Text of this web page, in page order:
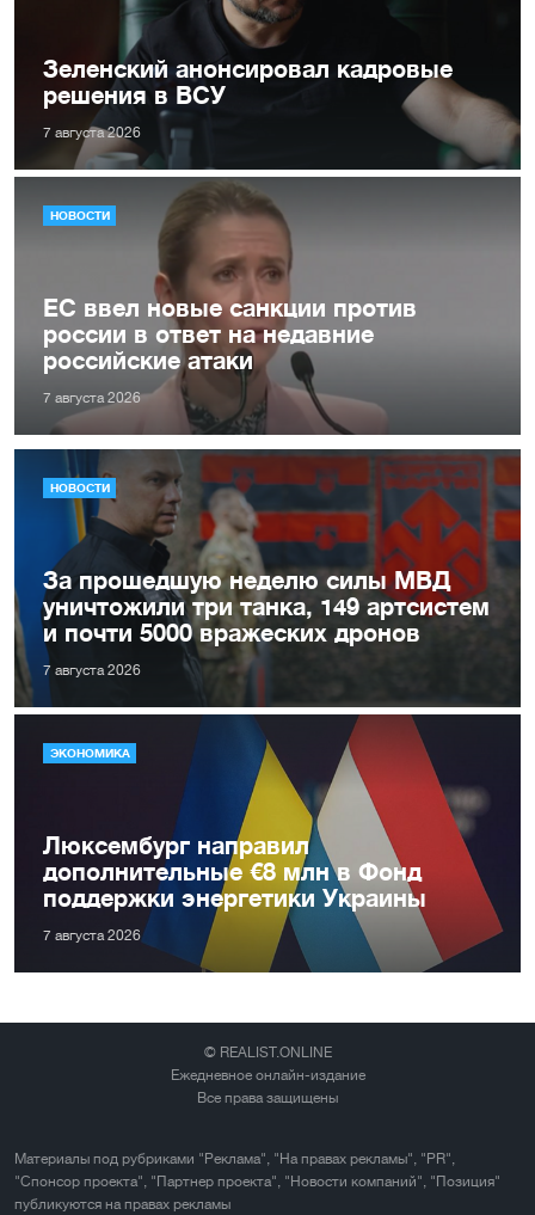
Зеленский анонсировал кадровые
решения в ВСУ
7 августа 2026
НОВОСТИ
ЕС ввел новые санкции против
россии в ответ на недавние
российские атаки
7 августа 2026
НОВОСТИ
За прошедшую неделю силы МВД
уничтожили три танка, 149 артсистем
и почти 5000 вражеских дронов
7 августа 2026
ЭКОНОМИКА
Люксембург направил
дополнительные €8 млн в Фонд
поддержки энергетики Украины
7 августа 2026
© REALIST.ONLINE
Ежедневное онлайн-издание
Все права защищены
Материалы под рубриками "Реклама", "На правах рекламы", "PR",
"Спонсор проекта", "Партнер проекта", "Новости компаний", "Позиция"
публикуются на правах рекламы